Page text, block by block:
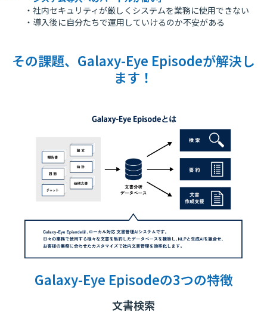
・社内セキュリティが厳しくシステムを業務に使用できない
・導入後に自分たちで運用していけるのか不安がある
その課題、Galaxy-Eye Episodeが解決し
ます！
Galaxy-Eye Episodeの3つの特徴
文書検索